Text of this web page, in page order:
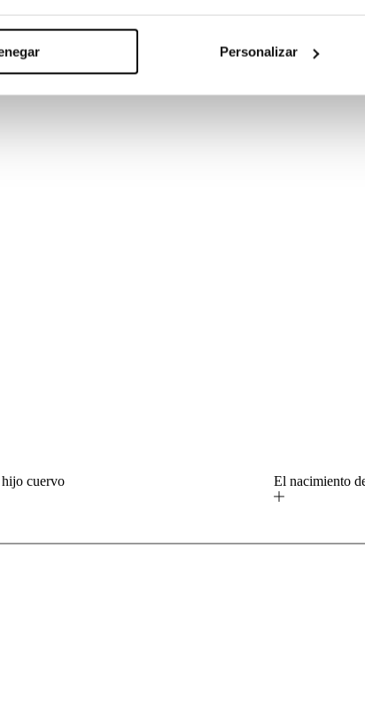
Personalizar
/ TFGCréditos GuióMarina G. Andreu ; Nicolau
Disseny de soManel Àvila Miquel Casals; Javier
/ TFG
cuervo El nacimiento